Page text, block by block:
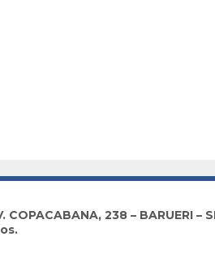
COPACABANA, 238 – BARUERI –